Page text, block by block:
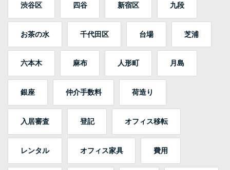
渋谷区 四谷 新宿区 九段
お茶の水 千代田区 台場 芝浦
六本木 麻布 人形町 月島
銀座 仲介手数料 荷造り
入居審査 登記 オフィス移転
レンタル オフィス家具 費用